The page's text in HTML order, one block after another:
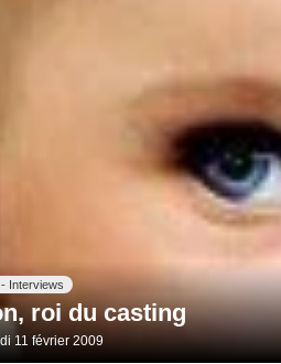
Interviews
roi du casting
11 février 2009